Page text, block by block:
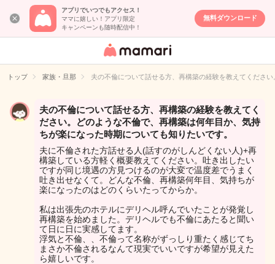
アプリでいつでもアクセス！
ママに嬉しい！アプリ限定
キャンペーンも随時配信中！
無料ダウンロード
女性専用匿名QA
イト
トップ 家族・旦那 夫の不倫について話せる方、再構築の経験を教えてくださ
夫の不倫について話せる方、再構築の経験を教えてく
ださい。どのような不倫で、再構築は何年目か、気持
ちが楽になった時期についても知りたいです。
夫に不倫された方話せる人(話すのがしんどくない人)+再
構築している方軽く概要教えてください。吐き出したい
ですが同じ境遇の方見つけるのが大変で温度差でうまく
吐き出せなくて。どんな不倫、再構築何年目、気持ちが
楽になったのはどのくらいたってからか。
私は出張先のホテルにデリヘル呼んでいたことが発覚し
再構築を始めました。デリヘルでも不倫にあたると聞い
て日に日に実感してます。
浮気と不倫、、不倫って名称がずっしり重たく感じてち
まさか不倫されるなんて現実でいいですが希望が見えた
ら嬉しいです。